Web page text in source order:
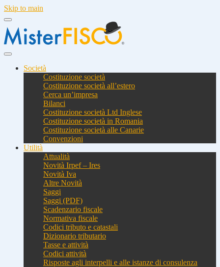
Skip to main
Società
Costituzione società
Costituzione società all’estero
Cerca un’impresa
Bilanci
Costituzione società Ltd Inglese
Costituzione società in Romania
Costituzione società alle Canarie
Convenzioni
Utilità
Attualità
Novità Irpef – Ires
Novità Iva
Altre Novità
Saggi
Saggi (PDF)
Scadenzario fiscale
Normativa fiscale
Codici tributo e catastali
Dizionario tributario
Tasse e attività
Codici attività
Risposte agli interpelli e alle istanze di consulenza